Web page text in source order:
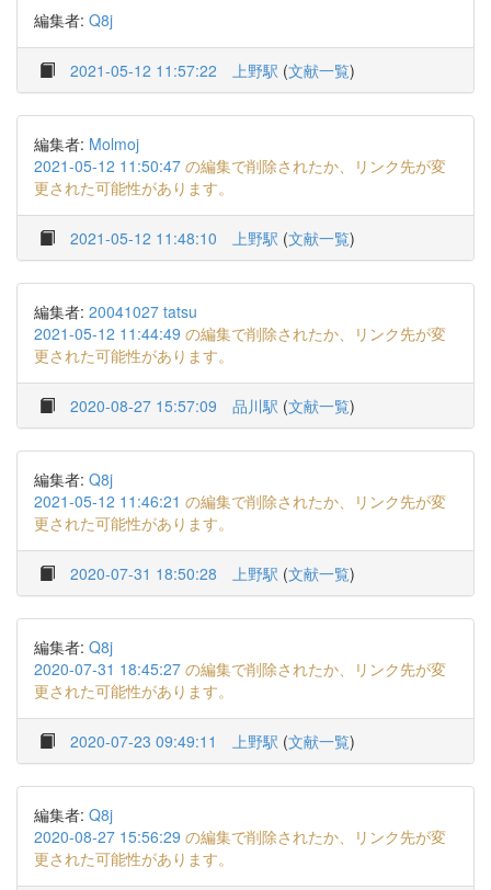
編集者: Q8j
2021-05-12 11:57:22 上野駅 (文献一覧)
編集者: Molmoj
2021-05-12 11:50:47 の編集で削除されたか、リンク先が変
更された可能性があります。
2021-05-12 11:48:10 上野駅 (文献一覧)
編集者: 20041027 tatsu
2021-05-12 11:44:49 の編集で削除されたか、リンク先が変
更された可能性があります。
2020-08-27 15:57:09 品川駅 (文献一覧)
編集者: Q8j
2021-05-12 11:46:21 の編集で削除されたか、リンク先が変
更された可能性があります。
2020-07-31 18:50:28 上野駅 (文献一覧)
編集者: Q8j
2020-07-31 18:45:27 の編集で削除されたか、リンク先が変
更された可能性があります。
2020-07-23 09:49:11 上野駅 (文献一覧)
編集者: Q8j
2020-08-27 15:56:29 の編集で削除されたか、リンク先が変
更された可能性があります。